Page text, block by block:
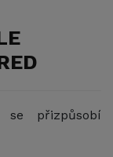
se přizpůsobí